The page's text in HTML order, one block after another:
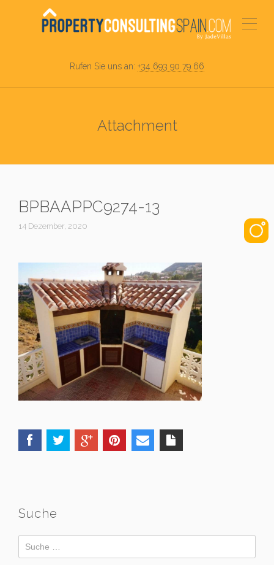
Rufen Sie uns an: +34 693 90 79 66
Attachment
BPBAAPPC9274-13
14 Dezember, 2020
Suche